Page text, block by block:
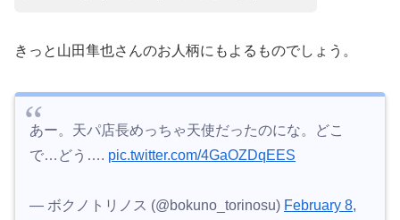
きっと山田隼也さんのお人柄にもよるものでしょう。
あー。天パ店長めっちゃ天使だったのにな。どこ
で…どう…. pic.twitter.com/4GaOZDqEES
— ボクノトリノス (@bokuno_torinosu) February 8,